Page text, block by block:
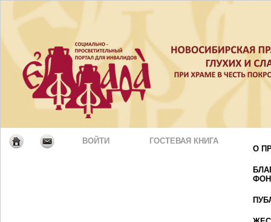
ВОЙТИ
ГОСТЕВАЯ КНИГА
О